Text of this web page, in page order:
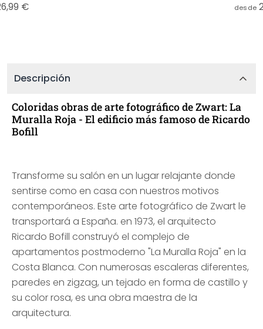
€
desde
Descripción
Coloridas obras de arte fotográfico de Zwart: La
Muralla Roja - El edificio más famoso de Ricardo
Bofill
Transforme su salón en un lugar relajante donde
sentirse como en casa con nuestros motivos
contemporáneos. Este arte fotográfico de Zwart le
transportará a España. en 1973, el arquitecto
Ricardo Bofill construyó el complejo de
apartamentos postmoderno "La Muralla Roja" en la
Costa Blanca. Con numerosas escaleras diferentes,
paredes en zigzag, un tejado en forma de castillo y
su color rosa, es una obra maestra de la
arquitectura.